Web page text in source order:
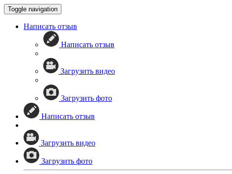
Toggle navigation
Написать отзыв
Написать отзыв
Загрузить видео
Загрузить фото
Написать отзыв
Загрузить видео
Загрузить фото